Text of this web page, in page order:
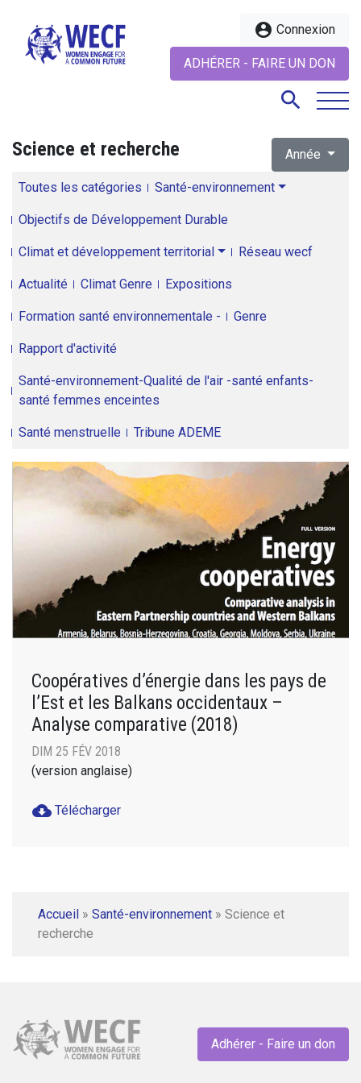
account_circle Connexion
ADHÉRER - FAIRE UN DON
search
Science et recherche Année
Toutes les catégories Santé-environnement
Objectifs de Développement Durable
Climat et développement territorial Réseau wecf
Actualité Climat Genre Expositions
Formation santé environnementale - Genre
Rapport d'activité
Santé-environnement-Qualité de l'air -santé enfants-
santé femmes enceintes
Santé menstruelle Tribune ADEME
Coopératives d’énergie dans les pays de
l’Est et les Balkans occidentaux –
Analyse comparative (2018)
DIM 25 FÉV 2018
(version anglaise)
cloud_download Télécharger
Accueil » Santé-environnement » Science et
recherche
Adhérer - Faire un don